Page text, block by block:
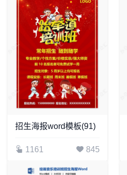
招生海报word模板(91)
1161 845